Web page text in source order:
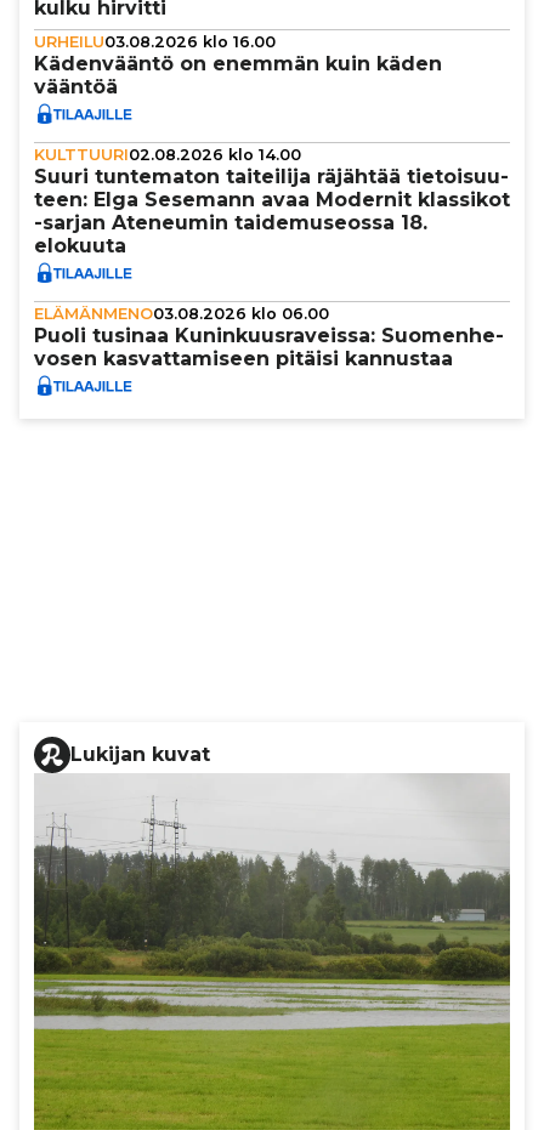
kulku hirvitti
URHEILU03.08.2026 klo 16.00
Käden­vääntö on enemmän kuin käden
vääntöä
KULTTUURI02.08.2026 klo 14.00
Suuri tun­te­ma­ton tai­tei­lija räjähtää tie­toi­suu­
teen: Elga Sesemann avaa Modernit klassikot
-sarjan Ateneumin tai­de­mu­se­ossa 18.
elokuuta
ELÄMÄNMENO03.08.2026 klo 06.00
Puoli tusinaa Kunin­kuus­ra­veissa: Suo­men­he­
vo­sen kas­vat­ta­mi­seen pitäisi kannustaa
Lukijan kuvat